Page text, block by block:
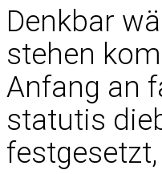
Denkbar
stehen
Anfang an
statutis